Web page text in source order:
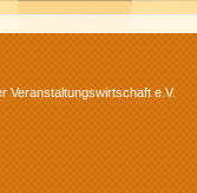
Veranstaltungswirtschaft e.V.